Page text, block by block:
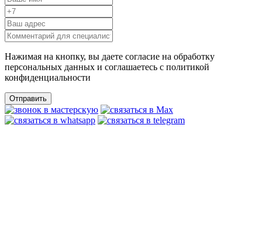
Нажимая на кнопку, вы даете согласие на обработку
персональных данных и соглашаетесь c политикой
конфиденциальности
Отправить